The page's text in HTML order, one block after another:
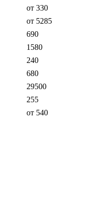
от 330
от 5285
690
1580
240
680
29500
255
от 540